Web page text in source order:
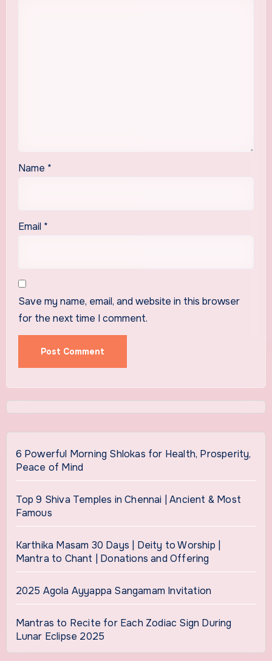
Name *
Email *
Save my name, email, and website in this browser
for the next time I comment.
6 Powerful Morning Shlokas for Health, Prosperity,
Peace of Mind
Top 9 Shiva Temples in Chennai | Ancient & Most
Famous
Karthika Masam 30 Days | Deity to Worship |
Mantra to Chant | Donations and Offering
2025 Agola Ayyappa Sangamam Invitation
Mantras to Recite for Each Zodiac Sign During
Lunar Eclipse 2025